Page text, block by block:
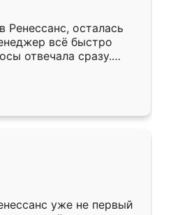
Ренессанс, осталась
всё быстро
отвечала сразу.
субботу, подошёл к
Собрали
аккуратно, даже
уже не первый